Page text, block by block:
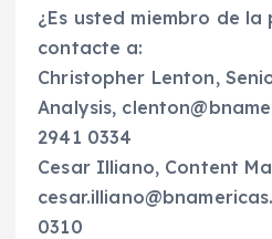
¿Es usted miembro de
contacte a:
Christopher Lenton,
Analysis,
2941 0334
Cesar Illiano, Content
0310